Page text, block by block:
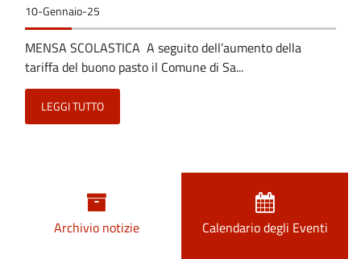
10-Gennaio-25
MENSA SCOLASTICA A seguito dell’aumento della
tariffa del buono pasto il Comune di Sa...
LEGGI TUTTO
Archivio notizie Calendario degli Eventi